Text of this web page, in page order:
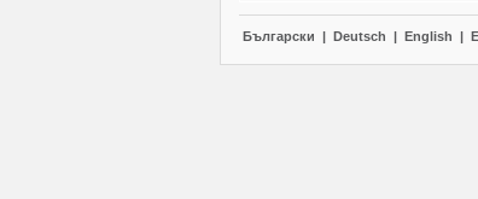
Български | Deutsch | English |